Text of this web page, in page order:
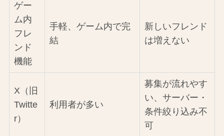
ゲー
ム内
フレ
ンド
機能
手軽、ゲーム内で完
結
新しいフレンド
は増えない
X（旧
Twitte
r）
利用者が多い
募集が流れやす
い、サーバー・
条件絞り込み不
可